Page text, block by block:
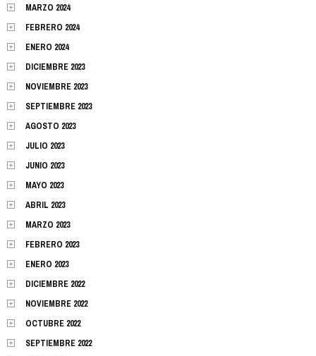
MARZO 2024
FEBRERO 2024
ENERO 2024
DICIEMBRE 2023
NOVIEMBRE 2023
SEPTIEMBRE 2023
AGOSTO 2023
JULIO 2023
JUNIO 2023
MAYO 2023
ABRIL 2023
MARZO 2023
FEBRERO 2023
ENERO 2023
DICIEMBRE 2022
NOVIEMBRE 2022
OCTUBRE 2022
SEPTIEMBRE 2022